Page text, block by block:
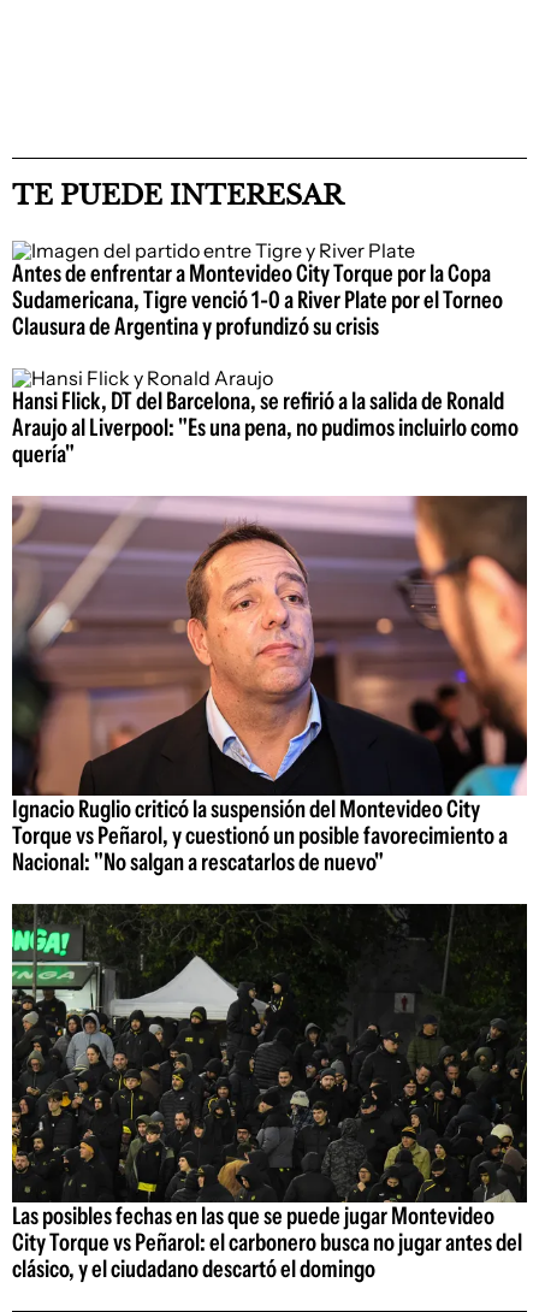
TE PUEDE INTERESAR
Antes de enfrentar a Montevideo City Torque por la Copa
Sudamericana, Tigre venció 1-0 a River Plate por el Torneo
Clausura de Argentina y profundizó su crisis
Hansi Flick, DT del Barcelona, se refirió a la salida de Ronald
Araujo al Liverpool: "Es una pena, no pudimos incluirlo como
quería"
Ignacio Ruglio criticó la suspensión del Montevideo City
Torque vs Peñarol, y cuestionó un posible favorecimiento a
Nacional: "No salgan a rescatarlos de nuevo"
Las posibles fechas en las que se puede jugar Montevideo
City Torque vs Peñarol: el carbonero busca no jugar antes del
clásico, y el ciudadano descartó el domingo